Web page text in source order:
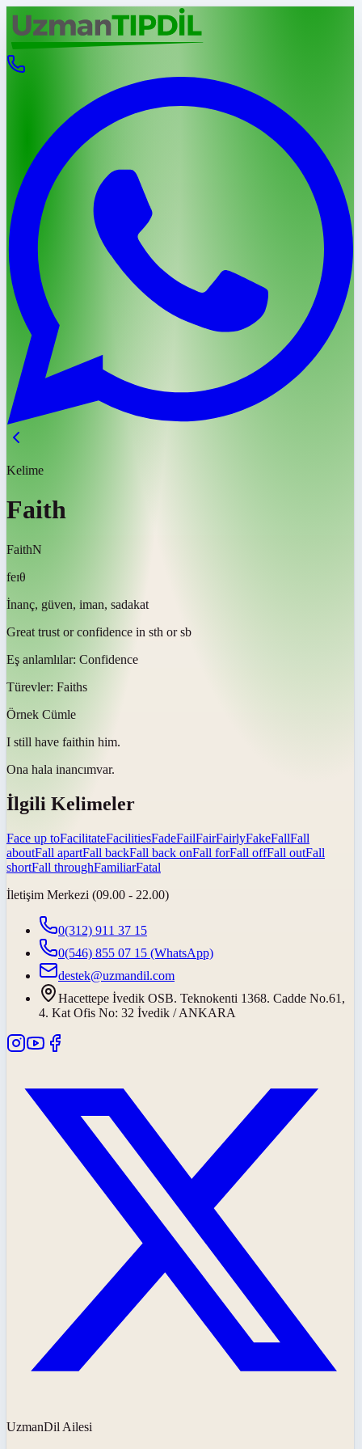
Kelime
Faith
FaithN
feɪθ
İnanç, güven, iman, sadakat
Great trust or confidence in sth or sb
Eş anlamlılar: Confidence
Türevler: Faiths
Örnek Cümle
I still have faithin him.
Ona hala inancımvar.
İlgili Kelimeler
Face up toFacilitateFacilitiesFadeFailFairFairlyFakeFallFall
aboutFall apartFall backFall back onFall forFall offFall outFall
shortFall throughFamiliarFatal
İletişim Merkezi (09.00 - 22.00)
0(312) 911 37 15
0(546) 855 07 15 (WhatsApp)
destek@uzmandil.com
Hacettepe İvedik OSB. Teknokenti 1368. Cadde No.61,
4. Kat Ofis No: 32 İvedik / ANKARA
UzmanDil Ailesi